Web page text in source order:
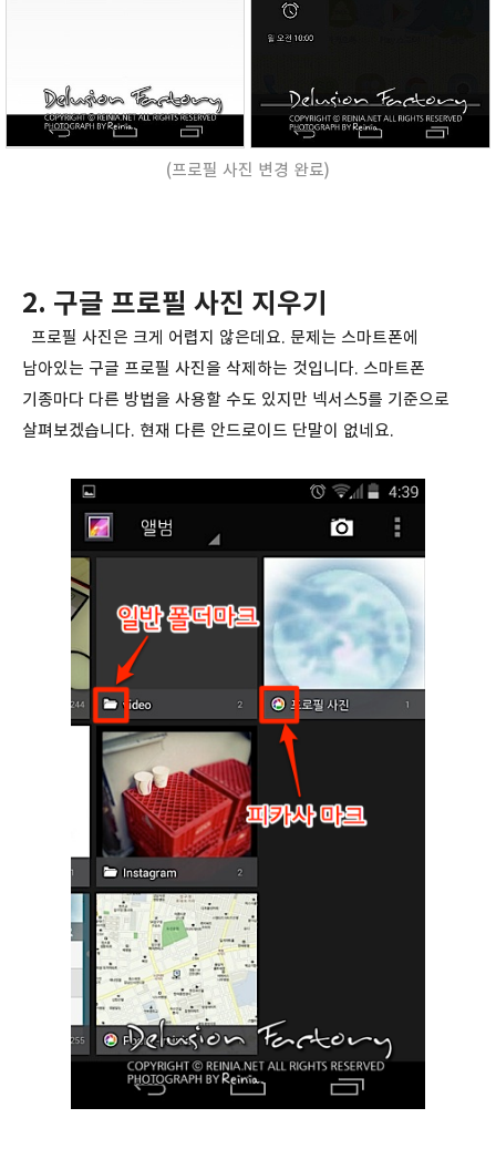
(프로필 사진 변경 완료)
2. 구글 프로필 사진 지우기
프로필 사진은 크게 어렵지 않은데요. 문제는 스마트폰에
남아있는 구글 프로필 사진을 삭제하는 것입니다. 스마트폰
기종마다 다른 방법을 사용할 수도 있지만 넥서스5를 기준으로
살펴보겠습니다. 현재 다른 안드로이드 단말이 없네요.